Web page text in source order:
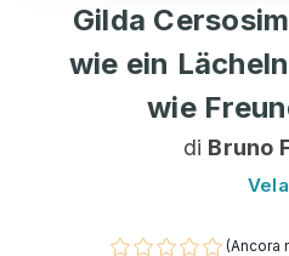
Gilda
wie ein
wie
di Bruno
(Ancora